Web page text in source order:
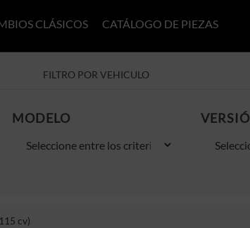
CLÁSICOS CATÁLOGO DE PIEZAS
FILTRO POR VEHICULO
MODELO
cv)